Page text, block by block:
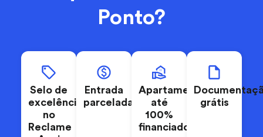
Ponto?
Selo de
excelência
no
Reclame
Entrada
parcelada
Apartamentos
até
100%
financiados
grátis